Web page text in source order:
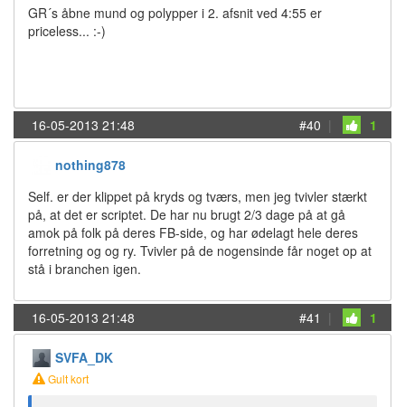
GR´s åbne mund og polypper i 2. afsnit ved 4:55 er
priceless... :-)
16-05-2013 21:48 #40 | 1
nothing878
Self. er der klippet på kryds og tværs, men jeg tvivler stærkt
på, at det er scriptet. De har nu brugt 2/3 dage på at gå
amok på folk på deres FB-side, og har ødelagt hele deres
forretning og og ry. Tvivler på de nogensinde får noget op at
stå i branchen igen.
16-05-2013 21:48 #41 | 1
SVFA_DK
Gult kort